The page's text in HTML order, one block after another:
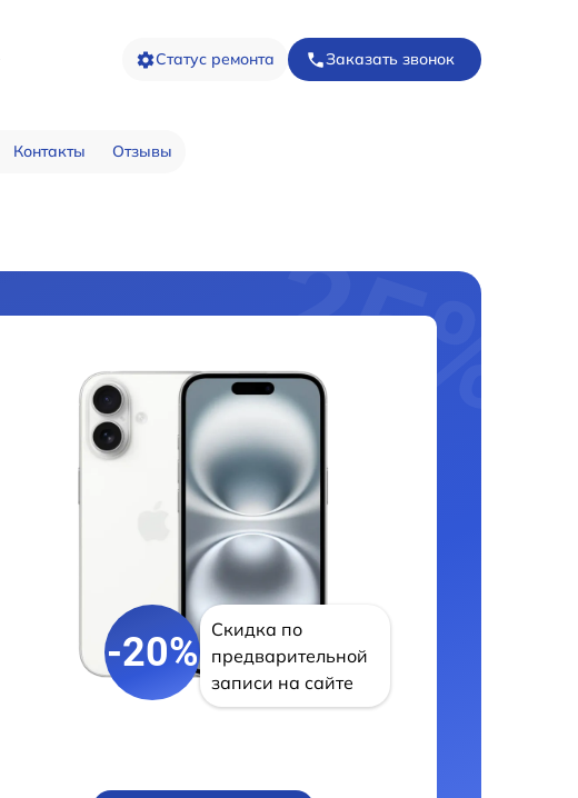
Статус ремонта Заказать звонок
Контакты Отзывы
-20%
Скидка по
предварительной
записи на сайте